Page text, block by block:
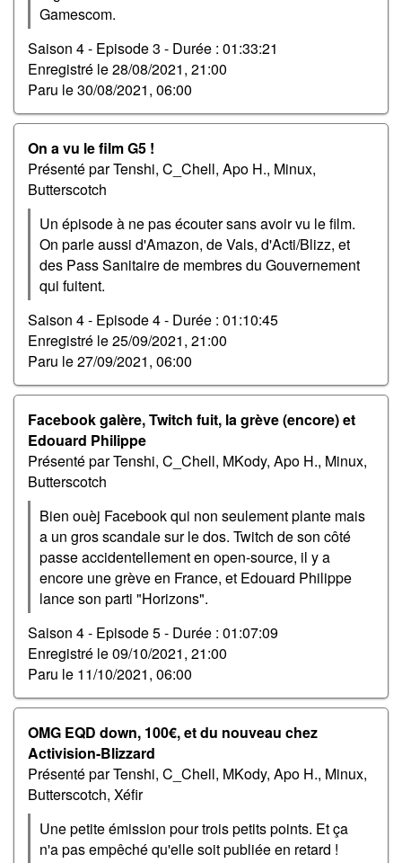
Gamescom.
Saison 4 - Episode 3 - Durée : 01:33:21
Enregistré le28/08/2021, 21:00
Paru le30/08/2021, 06:00
On a vu le film G5 !
Présenté par Tenshi, C_Chell, Apo H., Minux,
Butterscotch
Un épisode à ne pas écouter sans avoir vu le film.
On parle aussi d'Amazon, de Vals, d'Acti/Blizz, et
des Pass Sanitaire de membres du Gouvernement
qui fuitent.
Saison 4 - Episode 4 - Durée : 01:10:45
Enregistré le25/09/2021, 21:00
Paru le27/09/2021, 06:00
Facebook galère, Twitch fuit, la grève (encore) et
Edouard Philippe
Présenté par Tenshi, C_Chell, MKody, Apo H., Minux,
Butterscotch
Bien ouèj Facebook qui non seulement plante mais
a un gros scandale sur le dos. Twitch de son côté
passe accidentellement en open-source, il y a
encore une grève en France, et Edouard Philippe
lance son parti "Horizons".
Saison 4 - Episode 5 - Durée : 01:07:09
Enregistré le09/10/2021, 21:00
Paru le 11/10/2021, 06:00
OMG EQD down, 100€, et du nouveau chez
Activision-Blizzard
Présenté par Tenshi, C_Chell, MKody, Apo H., Minux,
Butterscotch, Xéfir
Une petite émission pour trois petits points. Et ça
n'a pas empêché qu'elle soit publiée en retard !